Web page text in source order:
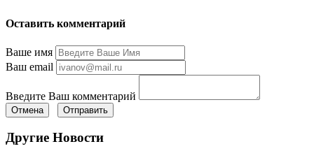
Оставить комментарий
Ваше имя
Ваш email
Введите Ваш комментарий
Отмена Отправить
Другие Новости